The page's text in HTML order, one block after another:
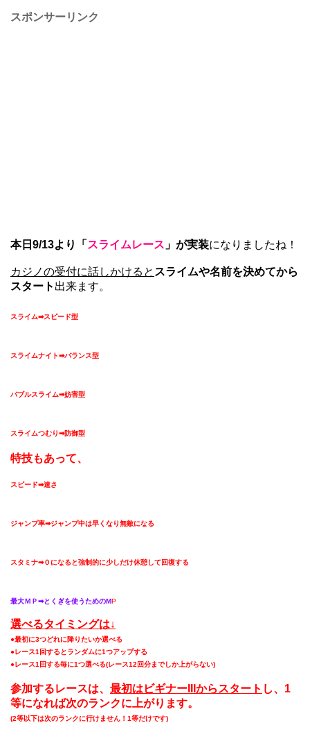
スポンサーリンク
本日9/13より「 スライムレース 」が実装になりましたね！
カジノの受付に話しかけると スライムや名前を決めてから
スタート 出来ます。
スライム➡スピード型
スライムナイト➡バランス型
バブルスライム➡妨害型
スライムつむり➡防御型
特技もあって、
スピード➡速さ
ジャンプ率➡ジャンプ中は早くなり無敵になる
スタミナ➡０になると強制的に少しだけ休憩して回復する
最大ＭＰ➡とくぎを使うためのMP
選べるタイミングは↓
●最初に3つどれに降りたいか選べる
●レース1回するとランダムに1つアップする
●レース1回する毎に1つ選べる(レース12回分までしか上がらない)
参加するレースは、 最初はビギナーIII からスタート し、 1
等になれば次のランクに上がります。
(2等以下は次のランクに行けません！1等だけです)